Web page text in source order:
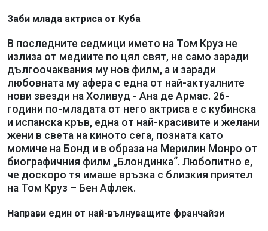
Заби млада актриса от Куба
В последните седмици името на Том Круз не
излиза от медиите по цял свят, не само заради
дългоочаквания му нов филм, а и заради
любовната му афера с една от най-актуалните
нови звезди на Холивуд - Ана де Армас. 26-
години по-младата от него актриса е с кубинска
и испанска кръв, една от най-красивите и желани
жени в света на киното сега, позната като
момиче на Бонд и в образа на Мерилин Монро от
биографичния филм „Блондинка“. Любопитно е,
че доскоро тя имаше връзка с близкия приятел
на Том Круз – Бен Афлек.
Направи един от най-вълнуващите франчайзи